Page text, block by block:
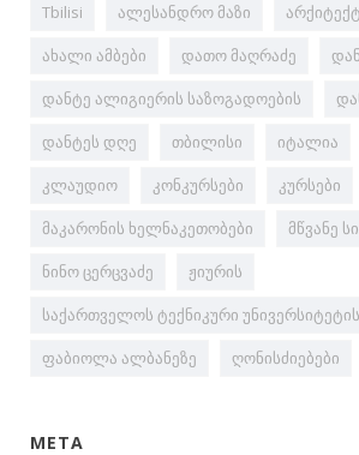
Tbilisi
ალესანდრო მაზი
ახალი ამბები
დათო მაღრაძე
დანტე ალიგიერის საზოგადოების
დანტეს დღე
თბილისი იტალია
კლაუდიო
კონკურსები კურსები
მაკარონის ხელნაკეთობები
მწვანე
ნინო ცერცვაძე
ჟიურის
საქართველოს ტექნიკური უნივერსიტეტის
ფაბიოლა ალბანეზე
ღონისძიებები
META